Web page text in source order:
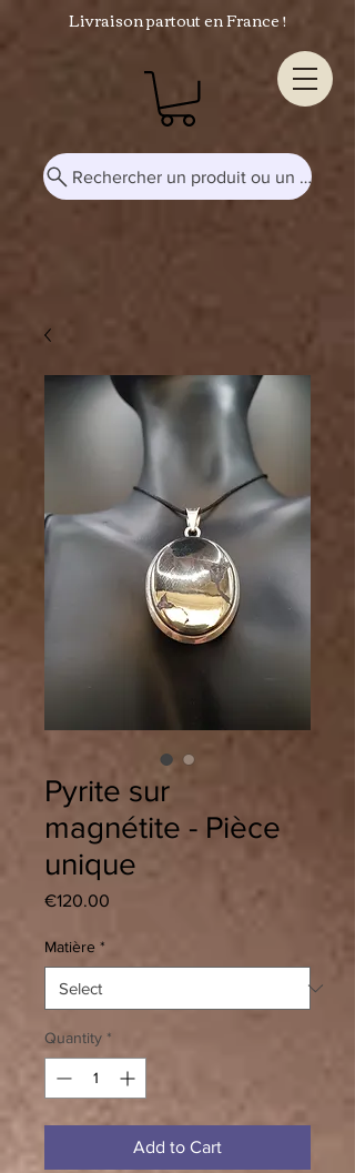
Livraison partout en France !
Rechercher un produit ou un mot-
Pyrite sur
magnétite - Pièce
unique
€120.00
Matière *
Quantity *
Add to Cart